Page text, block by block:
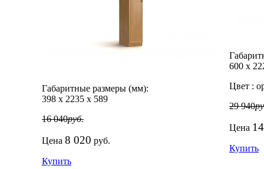
Габаритные размеры (мм):
398 х 2235 х 589
16 040руб.
Цена 8 020 руб.
Купить
600 х
Цвет :
29 940
Цена
Купить